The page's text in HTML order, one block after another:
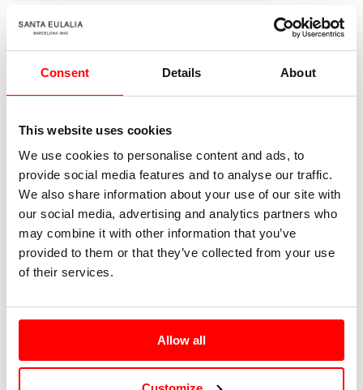
Consent Details About
This website uses cookies
We use cookies to personalise content and ads, to
provide social media features and to analyse our traffic.
We also share information about your use of our site with
our social media, advertising and analytics partners who
may combine it with other information that you’ve
provided to them or that they’ve collected from your use
of their services.
Allow all
INICIO /
Martin Grant
Jeans Cropped Ribetes Contraste
Precio
225 €
36
42
Tallaje: FR/EUR |Guía de tallas